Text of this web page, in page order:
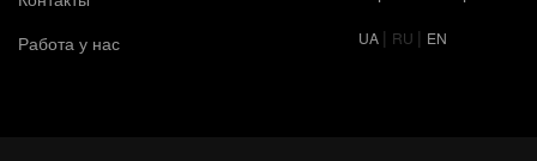
Работа у нас
UA | RU | EN